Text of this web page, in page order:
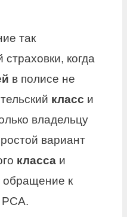
так
когда
в полисе не
класс и
владельцу
вариант
класса и
обращение к
РСА.